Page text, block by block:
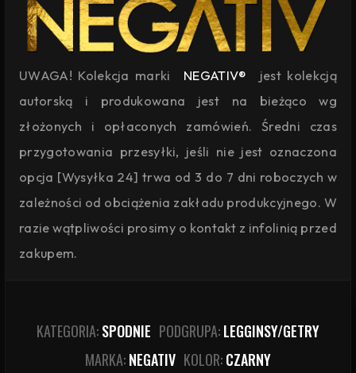
UWAGA! Kolekcja marki NEGATIV®
jest kolekcją
autorską i produkowana jest na bieżąco wg
złożonych i opłaconych zamówień. Średni czas
przygotowania przesyłki, jeśli nie jest oznaczona
opcja [Wysyłka 24] trwa od 3 do 7 dni roboczych w
zależności od obciążenia zakładu produkcyjnego. W
razie wątpliwości prosimy o kontakt z infolinią przed
zakupem.
KATEGORIA:SPODNIE PODGRUPA:LEGGINSY/GETRY
MARKA:NEGATIV KOLOR:CZARNY